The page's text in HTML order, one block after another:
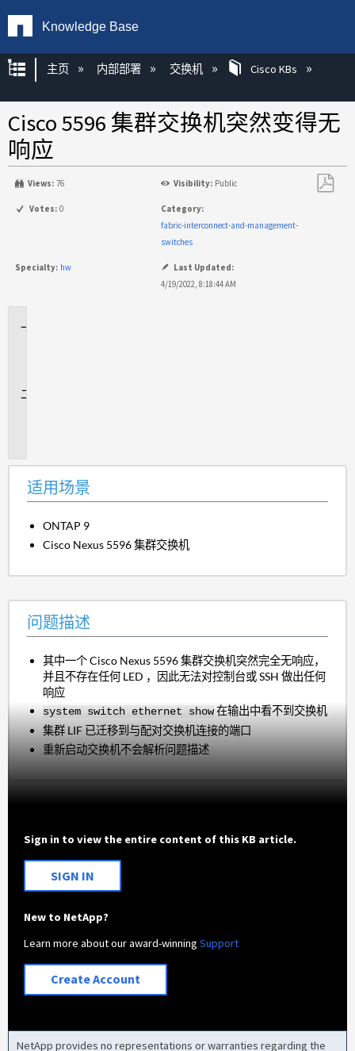
Knowledge Base
扩展/隐缩全局层次
主页 内部部署 交换机 Cisco KBs
Cisco 5596 集群交换机突然变得无
响应
Views: 76 Visibility: Public
Votes: 0
Category:
fabric-interconnect-and-management-
switches
Specialty: hw
Last Updated:
4/19/2022, 8:18:44 AM
适用场景
ONTAP 9
Cisco Nexus 5596 集群交换机
问题描述
其中一个 Cisco Nexus 5596 集群交换机突然完全无响应，
并且不存在任何 LED ，因此无法对控制台或 SSH 做出任何
响应
system switch ethernet show在输出中看不到交换机
集群 LIF 已迁移到与配对交换机连接的端口
重新启动交换机不会解析问题描述
Sign in to view the entire content of this KB article.
SIGN IN
New to NetApp?
Learn more about our award-winningSupport
Create Account
NetApp provides no representations or warranties regarding the